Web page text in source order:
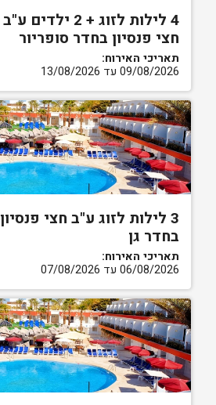
4 לילות לזוג + 2 ילדים ע"ב
חצי פנסיון בחדר סופריור
תאריכי האירוח:
09/08/2026 עד 13/08/2026
3 לילות לזוג ע"ב חצי פנסיון
בחדר גן
תאריכי האירוח:
06/08/2026 עד 07/08/2026